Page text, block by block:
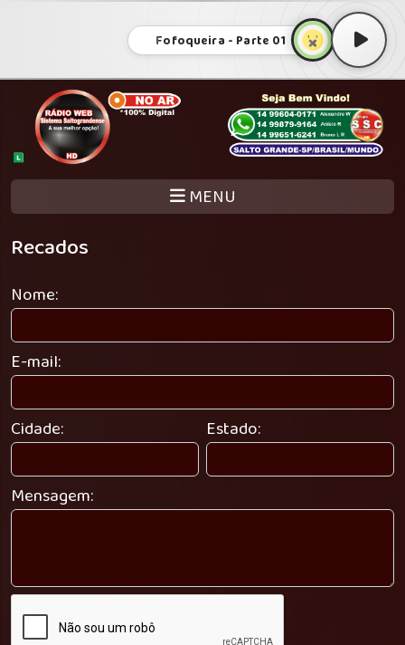
Fofoqueira - Parte 01
MENU
Recados
Nome:
E-mail:
Cidade: Estado:
Mensagem: